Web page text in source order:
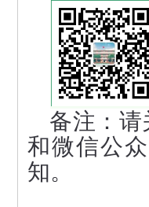
备注：请
和微信公
知。